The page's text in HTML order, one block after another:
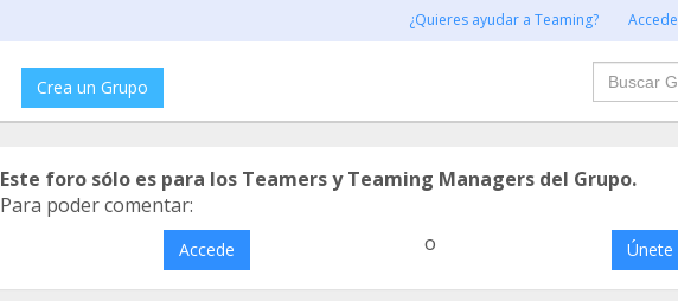
¿Quieres ayudar a Teaming? Accede
Crea un Grupo
Buscar
Este foro sólo es para los Teamers y Teaming Managers del Grupo.
Para poder comentar:
Accede o Únete